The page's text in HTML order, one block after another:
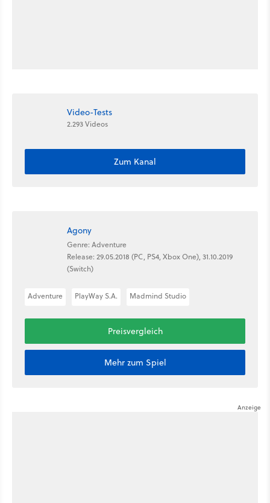
Video-Tests
2.293 Videos
Zum Kanal
Agony
Genre: Adventure
Release: 29.05.2018 (PC, PS4, Xbox One), 31.10.2019
(Switch)
Adventure PlayWay S.A. Madmind Studio
Preisvergleich
Mehr zum Spiel